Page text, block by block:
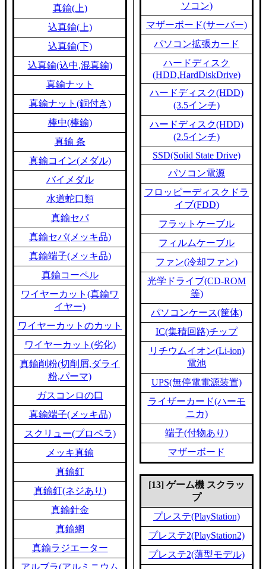
真鍮(上)
込真鍮(上)
込真鍮(下)
込真鍮(込中,混真鍮)
真鍮ナット
真鍮ナット(銅付き)
棒中(棒鍮)
真鍮 条
真鍮コイン(メダル)
バイメダル
水道蛇口類
真鍮セパ
真鍮セパ(メッキ品)
真鍮端子(メッキ品)
真鍮コーペル
ワイヤーカット(真鍮ワ
イヤー)
ワイヤーカットのカット
ワイヤーカット(劣化)
真鍮削粉(切削屑,ダライ
粉,パーマ)
ガスコンロの口
真鍮端子(メッキ品)
スクリュー(プロペラ)
メッキ真鍮
真鍮釘
真鍮釘(ネジあり)
真鍮針金
真鍮網
真鍮ラジエーター
アルブラ(アルミニウム
ソコン)
マザーボード(サーバー)
パソコン拡張カード
ハードディスク
(HDD,HardDiskDrive)
ハードディスク(HDD)
(3.5インチ)
ハードディスク(HDD)
(2.5インチ)
SSD(Solid State Drive)
パソコン電源
フロッピーディスクドラ
イブ(FDD)
フラットケーブル
フィルムケーブル
ファン(冷却ファン)
光学ドライブ(CD-ROM
等)
パソコンケース(筐体)
IC(集積回路)チップ
リチウムイオン(Li-ion)
電池
UPS(無停電電源装置)
ライザーカード(ハーモ
ニカ)
端子(付物あり)
マザーボード
[13] ゲーム機 スクラッ
プ
プレステ(PlayStation)
プレステ2(PlayStation2)
プレステ2(薄型モデル)